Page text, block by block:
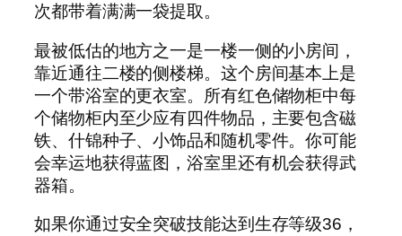
次都带着满满一袋提取。
最被低估的地方之一是一楼一侧的小房间，
靠近通往二楼的侧楼梯。这个房间基本上是
一个带浴室的更衣室。所有红色储物柜中每
个储物柜内至少应有四件物品，主要包含磁
铁、什锦种子、小饰品和随机零件。你可能
会幸运地获得蓝图，浴室里还有机会获得武
器箱。
如果你通过安全突破技能达到生存等级36，